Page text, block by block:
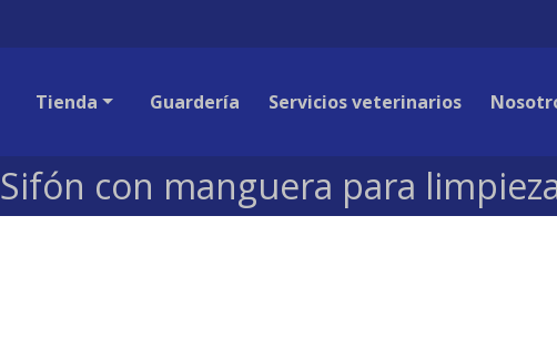
Tienda Guardería Servicios veterinarios
Sifón con manguera para